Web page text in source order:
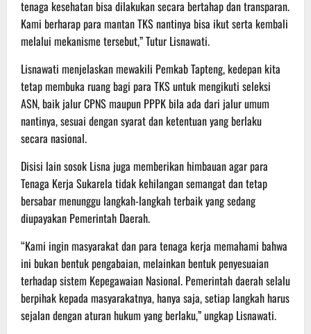
tenaga kesehatan bisa dilakukan secara bertahap dan transparan.
Kami berharap para mantan TKS nantinya bisa ikut serta kembali
melalui mekanisme tersebut,” Tutur Lisnawati.
Lisnawati menjelaskan mewakili Pemkab Tapteng, kedepan kita
tetap membuka ruang bagi para TKS untuk mengikuti seleksi
ASN, baik jalur CPNS maupun PPPK bila ada dari jalur umum
nantinya, sesuai dengan syarat dan ketentuan yang berlaku
secara nasional.
Disisi lain sosok Lisna juga memberikan himbauan agar para
Tenaga Kerja Sukarela tidak kehilangan semangat dan tetap
bersabar menunggu langkah-langkah terbaik yang sedang
diupayakan Pemerintah Daerah.
“Kami ingin masyarakat dan para tenaga kerja memahami bahwa
ini bukan bentuk pengabaian, melainkan bentuk penyesuaian
terhadap sistem Kepegawaian Nasional. Pemerintah daerah selalu
berpihak kepada masyarakatnya, hanya saja, setiap langkah harus
sejalan dengan aturan hukum yang berlaku,” ungkap Lisnawati.